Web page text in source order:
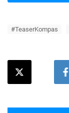
#TeaserKompas